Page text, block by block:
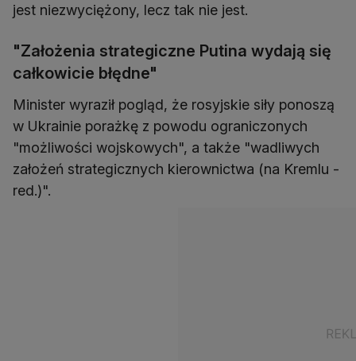
jest niezwyciężony, lecz tak nie jest.
"Założenia strategiczne Putina wydają się
całkowicie błędne"
Minister wyraził pogląd, że rosyjskie siły ponoszą
w Ukrainie porażkę z powodu ograniczonych
"możliwości wojskowych", a także "wadliwych
założeń strategicznych kierownictwa (na Kremlu -
red.)".